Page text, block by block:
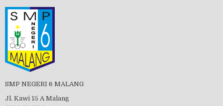
Tes Matrikulasi 2019
SMP NEGERI 6 MALANG
Jl. Kawi 15 A Malang